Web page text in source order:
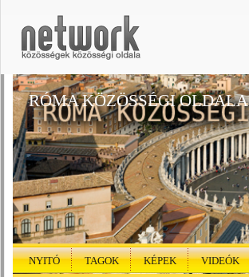
RÓMA KÖZÖSSÉGI OLDALA
NYITÓ TAGOK KÉPEK VIDEÓK